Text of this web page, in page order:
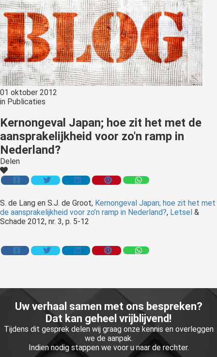
01 oktober 2012
in Publicaties
Kernongeval Japan; hoe zit het met de
aansprakelijkheid voor zo'n ramp in
Nederland?
Delen
S. de Lang en S.J. de Groot, Kernongeval Japan; hoe zit het met
de aansprakelijkheid voor zo’n ramp in Nederland?, Letsel &
Schade 2012, nr. 3, p. 5-12
Uw verhaal samen met ons bespreken?
Dat kan geheel vrijblijvend!
Tijdens dit gesprek delen wij graag onze kennis en overleggen
we de aanpak.
Indien nodig stappen we voor u naar de rechter.